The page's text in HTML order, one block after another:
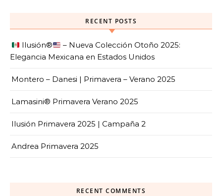
RECENT POSTS
Ilusión®️
– Nueva Colección Otoño 2025:
Elegancia Mexicana en Estados Unidos
Montero – Danesi | Primavera – Verano 2025
Lamasini® Primavera Verano 2025
Ilusión Primavera 2025 | Campaña 2
Andrea Primavera 2025
RECENT COMMENTS